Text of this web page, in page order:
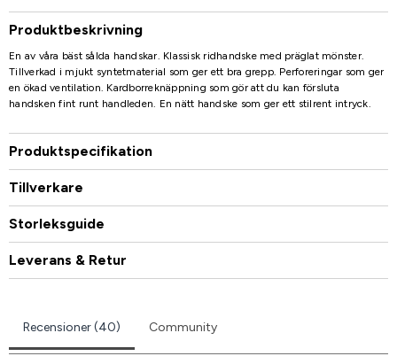
Produktbeskrivning
En av våra bäst sålda handskar. Klassisk ridhandske med präglat mönster.
Tillverkad i mjukt syntetmaterial som ger ett bra grepp. Perforeringar som ger
en ökad ventilation. Kardborreknäppning som gör att du kan försluta
handsken fint runt handleden. En nätt handske som ger ett stilrent intryck.
Produktspecifikation
Tillverkare
Storleksguide
Leverans & Retur
Recensioner (40) Community